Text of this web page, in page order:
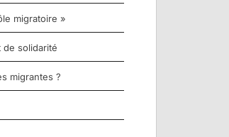
migratoire »
solidarité
migrantes ?